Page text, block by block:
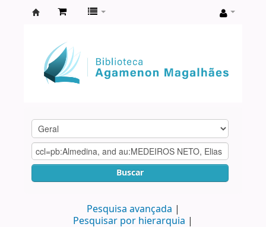
Agamenon
Magalhães
Buscar
Pesquisa avançada
Pesquisar por hierarquia